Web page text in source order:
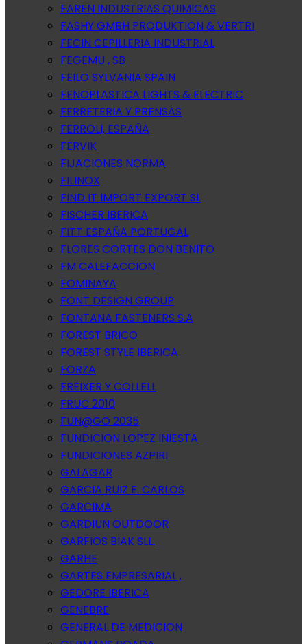
FAREN INDUSTRIAS QUIMICAS
FASHY GMBH PRODUKTION & VERTRI
FECIN CEPILLERIA INDUSTRIAL
FEGEMU , SB
FEILO SYLVANIA SPAIN
FENOPLASTICA LIGHTS & ELECTRIC
FERRETERIA Y PRENSAS
FERROLI, ESPAÑA
FERVIK
FIJACIONES NORMA
FILINOX
FIND IT IMPORT EXPORT SL
FISCHER IBERICA
FITT ESPAÑA PORTUGAL
FLORES CORTES DON BENITO
FM CALEFACCION
FOMINAYA
FONT DESIGN GROUP
FONTANA FASTENERS S.A
FOREST BRICO
FOREST STYLE IBERICA
FORZA
FREIXER Y COLLELL
FRUC 2010
FUN@GO 2035
FUNDICION LOPEZ INIESTA
FUNDICIONES AZPIRI
GALAGAR
GARCIA RUIZ E. CARLOS
GARCIMA
GARDIUN OUTDOOR
GARFIOS BIAK SLL.
GARHE
GARTES EMPRESARIAL ,
GEDORE IBERICA
GENEBRE
GENERAL DE MEDICION